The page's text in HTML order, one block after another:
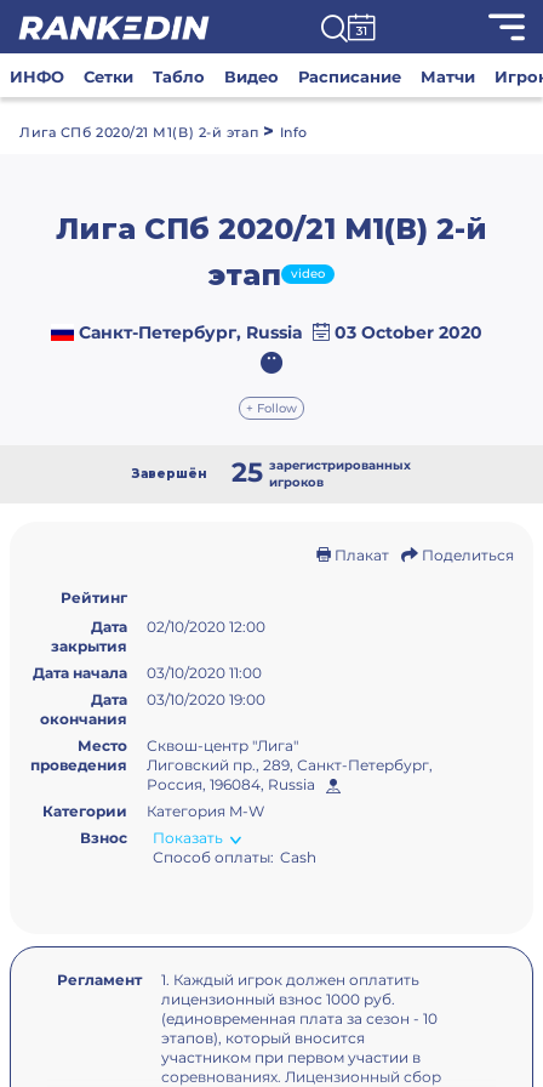
ИНФО Сетки Табло Видео Расписание Матчи
Лига СПб 2020/21 М1(В) 2-й этап > Info
Лига СПб 2020/21 М1(В) 2-й
этап
video
Санкт-Петербург, Russia 03 October 2020
+ Follow
Завершён 25 зарегистрированных
игроков
Плакат Поделиться
Рейтинг
Дата
закрытия
02/10/2020 12:00
Дата начала
03/10/2020 11:00
Дата
окончания
03/10/2020 19:00
Место
проведения
Сквош-центр "Лига"
Лиговский пр., 289, Санкт-Петербург,
Россия, 196084, Russia
Категории
Категория M-W
Взнос
Показать
Способ оплаты: Cash
Регламент
1. Каждый игрок должен оплатить
лицензионный взнос 1000 руб.
(единовременная плата за сезон - 10
этапов), который вносится
участником при первом участии в
соревнованиях. Лицензионный сбор